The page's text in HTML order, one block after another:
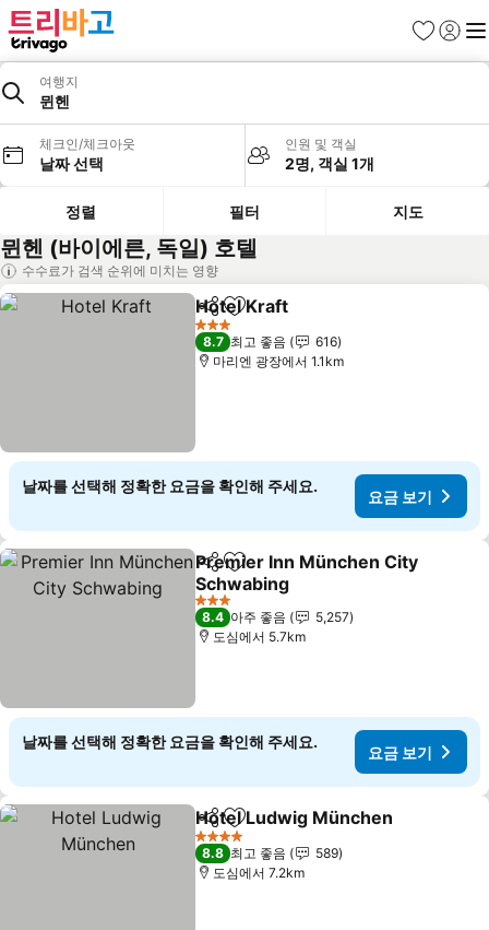
즐겨찾기
로그인
메
여행지
뮌헨
체크인/체크아웃
날짜 선택
인원 및 객실
2명, 객실 1개
정렬 필터 지도
뮌헨 (바이에른, 독일) 호텔
수수료가 검색 순위에 미치는 영향
공유 즐겨찾기에 추가
Hotel Kraft
3 성급
8.7 최고 좋음
616
마리엔 광장에서 1.1km
날짜를 선택해 정확한 요금을 확인해 주세요.
요금 보기
공유 즐겨찾기에 추가
Premier Inn München City
Schwabing
3 성급
8.4 아주 좋음
5,257
도심에서 5.7km
날짜를 선택해 정확한 요금을 확인해 주세요.
요금 보기
공유 즐겨찾기에 추가
Hotel Ludwig München
4 성급
8.8 최고 좋음
589
도심에서 7.2km